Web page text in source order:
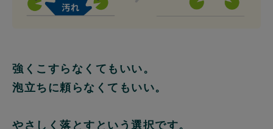
強くこすらなくてもいい。
泡立ちに頼らなくてもいい。
やさしく落とすという選択です。